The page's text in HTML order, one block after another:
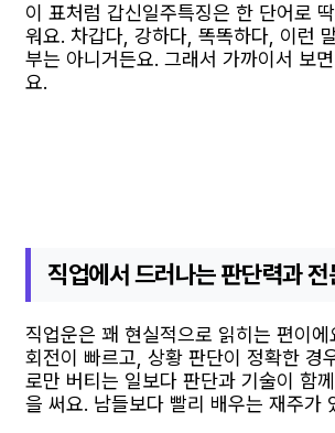
이 표처럼 갑신일주특징은 한 단어로
워요. 차갑다, 강하다, 똑똑하다, 이런
부는 아니거든요. 그래서 가까이서 보
요.
직업에서 드러나는 판단력과 전
직업운은 꽤 현실적으로 읽히는 편이
회전이 빠르고, 상황 판단이 정확한 경
로만 버티는 일보다 판단과 기술이 함
을 써요. 남들보다 빨리 배우는 재주가